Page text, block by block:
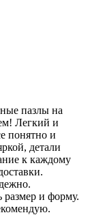
пазлы на
Легкий и
понятно и
детали
к каждому
и форму.